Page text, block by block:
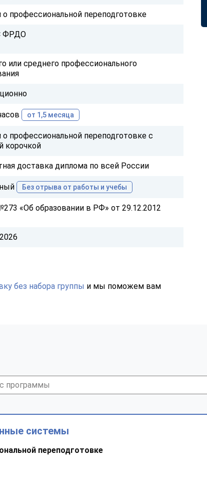
профессиональной переподготовке
ФРДО
или среднего профессионального
от 1,5 месяца
профессиональной переподготовке с
корочкой
доставка диплома по всей России
Без отрыва от работы и учебы
«Об образовании в РФ» от 29.12.2012
без набора группы и мы поможем вам
системы
переподготовке